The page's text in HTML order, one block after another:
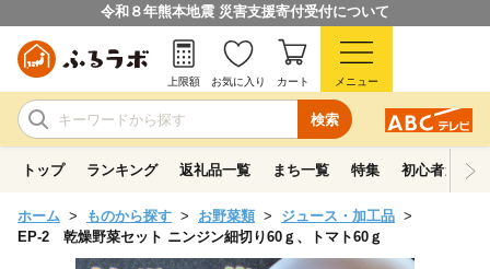
令和８年熊本地震 災害支援寄付受付について
検索
上限額 お気に入り カート メニュー
トップ ランキング 返礼品一覧 まち一覧 特集 初心者ガイド
ホーム ものから探す お野菜類
ジュース・加工品
EP-2 乾燥野菜セット ニンジン細切り60ｇ、トマト60ｇ